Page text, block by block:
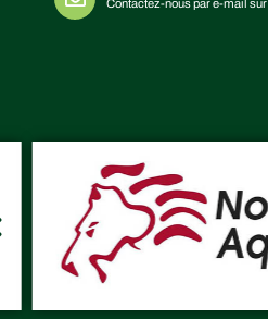
Contactez-nous par e-mail sur